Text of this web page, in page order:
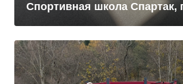
Спортивная школа Спартак,